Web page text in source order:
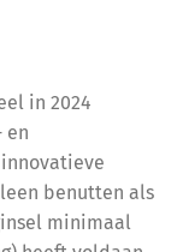
in 2024
en
benutten als
minimaal